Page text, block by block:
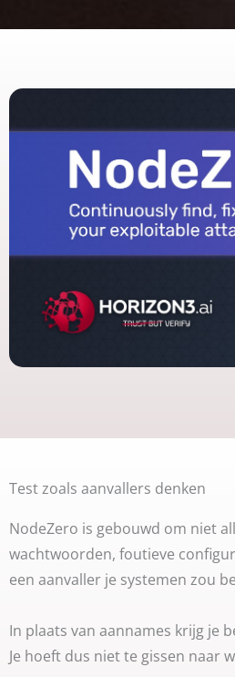
Test zoals aanvallers denken
NodeZero is gebouwd om niet
wachtwoorden, foutieve
een aanvaller je systemen zou
In plaats van aannames krijg je
Je hoeft dus niet te gissen naar